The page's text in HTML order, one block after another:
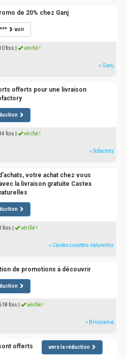
de 20% chez Ganj
voir
fois vérifié !
» Ganj
offerts pour une livraison
fois vérifié !
» Sofactory
votre achat chez vous
la livraison gratuite Castex
fois vérifié !
» Castex couettes naturelles
de promotions à découvrir
fois vérifié !
» Bricorama
offerts vers la réduction